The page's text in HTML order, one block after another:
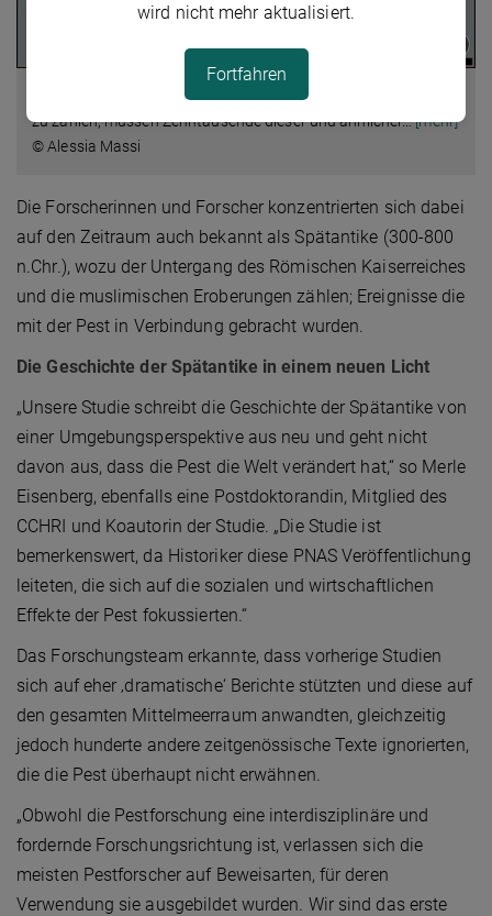
Ein Getreidekorn mit Pollen. Um Pollen von einer einzigen Stelle
zu zählen, müssen Zehntausende dieser und ähnlicher…[mehr]
© Alessia Massi
Die Forscherinnen und Forscher konzentrierten sich dabei
auf den Zeitraum auch bekannt als Spätantike (300-800
n.Chr.), wozu der Untergang des Römischen Kaiserreiches
und die muslimischen Eroberungen zählen; Ereignisse die
mit der Pest in Verbindung gebracht wurden.
Die Geschichte der Spätantike in einem neuen Licht
„Unsere Studie schreibt die Geschichte der Spätantike von
einer Umgebungsperspektive aus neu und geht nicht
davon aus, dass die Pest die Welt verändert hat,“ so Merle
Eisenberg, ebenfalls eine Postdoktorandin, Mitglied des
CCHRI und Koautorin der Studie. „Die Studie ist
bemerkenswert, da Historiker diese PNAS Veröffentlichung
leiteten, die sich auf die sozialen und wirtschaftlichen
Effekte der Pest fokussierten.“
Das Forschungsteam erkannte, dass vorherige Studien
sich auf eher ‚dramatische‘ Berichte stützten und diese auf
den gesamten Mittelmeerraum anwandten, gleichzeitig
jedoch hunderte andere zeitgenössische Texte ignorierten,
die die Pest überhaupt nicht erwähnen.
„Obwohl die Pestforschung eine interdisziplinäre und
fordernde Forschungsrichtung ist, verlassen sich die
meisten Pestforscher auf Beweisarten, für deren
Verwendung sie ausgebildet wurden. Wir sind das erste
wird nicht mehr aktualisiert.
Fortfahren